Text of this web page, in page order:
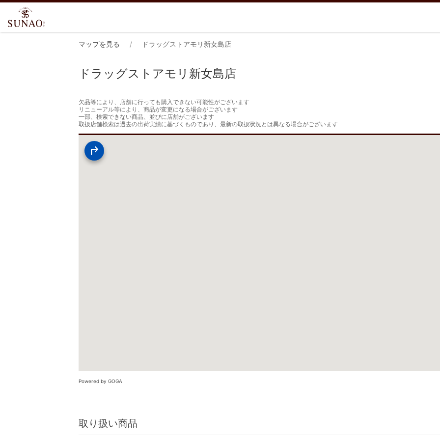
マップを見る ドラッグストアモリ新女島店
ドラッグストアモリ新女島店
欠品等により、店舗に行っても購入できない可能性がございます
リニューアル等により、商品が変更になる場合がございます
一部、検索できない商品、並びに店舗がございます
取扱店舗検索は過去の出荷実績に基づくものであり、最新の取扱状況とは異なる場合がございます
Powered by GOGA
取り扱い商品